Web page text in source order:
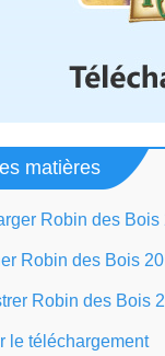
matières
Robin des
Robin des Bois
Robin des Bois
le téléchargement